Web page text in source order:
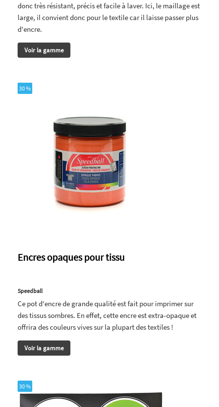
donc très résistant, précis et facile à laver. Ici, le maillage est
large, il convient donc pour le textile car il laisse passer plus
d'encre.
Voir la gamme
30 %
Encres opaques pour tissu
Speedball
Ce pot d'encre de grande qualité est fait pour imprimer sur
des tissus sombres. En effet, cette encre est extra-opaque et
offrira des couleurs vives sur la plupart des textiles !
Voir la gamme
30 %